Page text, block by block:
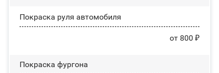
Покраска руля автомобиля
от 800 ₽
Покраска фургона